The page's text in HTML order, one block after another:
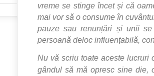
vreme se stinge încet și că
mai vor să o consume în
pauze sau renunțări și unii
persoană deloc influențabilă,
Nu vă scriu toate aceste
gândul să mă opresc sine die,